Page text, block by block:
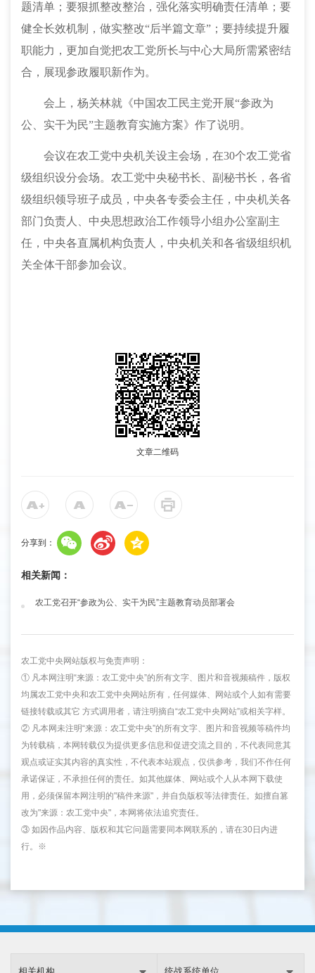
题清单；要狠抓整改整治，强化落实明确责任清单；要
健全长效机制，做实整改“后半篇文章”；要持续提升履
职能力，更加自觉把农工党所长与中心大局所需紧密结
合，展现参政履职新作为。
会上，杨关林就《中国农工民主党开展“参政为
公、实干为民”主题教育实施方案》作了说明。
会议在农工党中央机关设主会场，在30个农工党省
级组织设分会场。农工党中央秘书长、副秘书长，各省
级组织领导班子成员，中央各专委会主任，中央机关各
部门负责人、中央思想政治工作领导小组办公室副主
任，中央各直属机构负责人，中央机关和各省级组织机
关全体干部参加会议。
文章二维码
分享到：
相关新闻：
农工党召开“参政为公、实干为民”主题教育动员部署会
农工党中央网站版权与免责声明：
① 凡本网注明“来源：农工党中央”的所有文字、图片和音视频稿件，版权
均属农工党中央和农工党中央网站所有，任何媒体、网站或个人如有需要
链接转载或其它 方式调用者，请注明摘自“农工党中央网站”或相关字样。
② 凡本网未注明“来源：农工党中央”的所有文字、图片和音视频等稿件均
为转载稿，本网转载仅为提供更多信息和促进交流之目的，不代表同意其
观点或证实其内容的真实性，不代表本站观点，仅供参考，我们不作任何
承诺保证，不承担任何的责任。如其他媒体、网站或个人从本网下载使
用，必须保留本网注明的"稿件来源"，并自负版权等法律责任。如擅自篡
改为"来源：农工党中央"，本网将依法追究责任。
③ 如因作品内容、版权和其它问题需要同本网联系的，请在30日内进
行。※